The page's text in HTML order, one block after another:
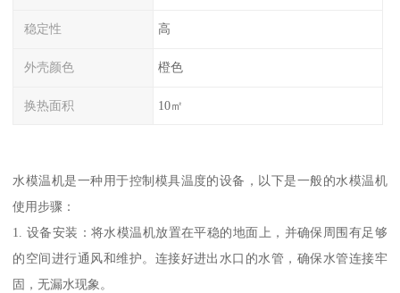
稳定性 高
外壳颜色 橙色
换热面积 10㎡
水模温机是一种用于控制模具温度的设备，以下是一般的水模温机
使用步骤：
1. 设备安装：将水模温机放置在平稳的地面上，并确保周围有足够
的空间进行通风和维护。连接好进出水口的水管，确保水管连接牢
固，无漏水现象。